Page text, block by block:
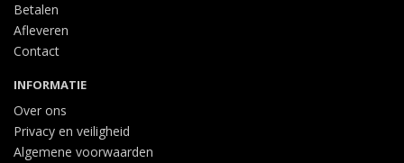
Betalen
Afleveren
Contact
INFORMATIE
Over ons
Privacy en veiligheid
Algemene voorwaarden